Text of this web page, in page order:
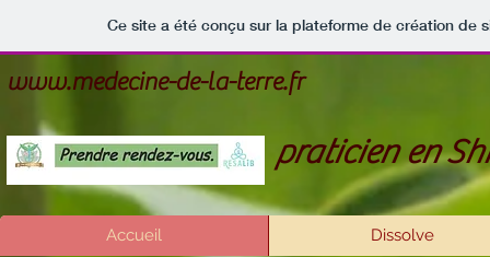
Ce site a été conçu sur la plateforme de création de
www.medecine-de-la-terre.fr
praticien en
Accueil Dissolve